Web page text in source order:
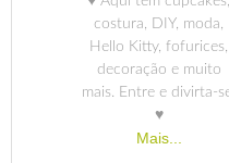
costura, DIY, moda,
Hello Kitty, fofurices,
decoração e muito
mais. Entre e divirta-
♥
Mais...